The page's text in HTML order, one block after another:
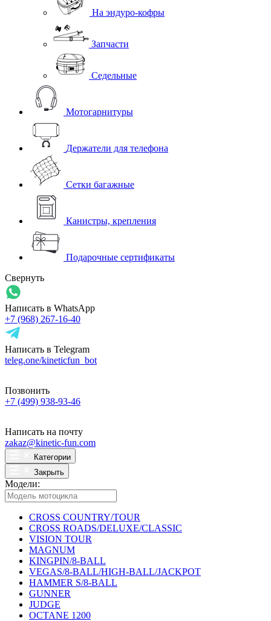
На эндуро-кофры
Запчасти
Седельные
Мотогарнитуры
Держатели для телефона
Сетки багажные
Канистры, крепления
Подарочные сертификаты
Свернуть
Написать в WhatsApp
+7 (968) 267-16-40
Написать в Telegram
teleg.one/kineticfun_bot
Позвонить
+7 (499) 938-93-46
Написать на почту
zakaz@kinetic-fun.com
Категории
Закрыть
Модели:
CROSS COUNTRY/TOUR
CROSS ROADS/DELUXE/CLASSIC
VISION TOUR
MAGNUM
KINGPIN/8-BALL
VEGAS/8-BALL/HIGH-BALL/JACKPOT
HAMMER S/8-BALL
GUNNER
JUDGE
OCTANE 1200